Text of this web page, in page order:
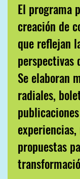
El programa
creación de
que reflejan
perspectivas
Se elaboran
radiales,
propuestas